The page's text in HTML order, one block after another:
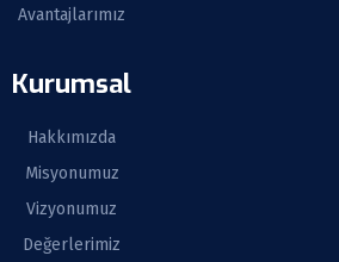
Avantajlarımız
Kurumsal
Hakkımızda
Misyonumuz
Vizyonumuz
Değerlerimiz